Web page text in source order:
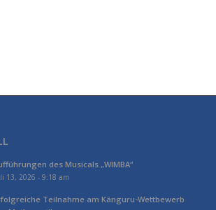
des Musicals „WIMBA“
13, 2026 - 9:18 am
Teilnahme am Känguru-Wettbewerb